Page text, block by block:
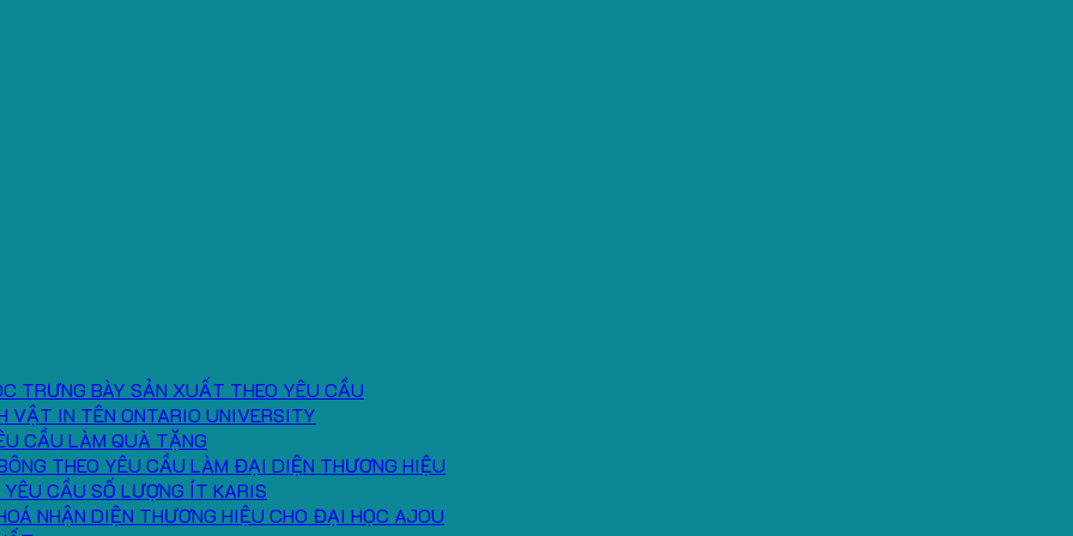
TRƯNG BÀY SẢN XUẤT THEO YÊU CẦU
VẬT IN TÊN ONTARIO UNIVERSITY
CẦU LÀM QUÀ TẶNG
THEO YÊU CẦU LÀM ĐẠI DIỆN THƯƠNG HIỆU
CẦU SỐ LƯỢNG ÍT KARIS
NHẬN DIỆN THƯƠNG HIỆU CHO ĐẠI HỌC AJOU